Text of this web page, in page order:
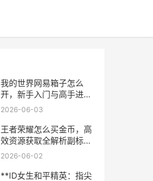
我的世界网易箱子怎么
开，新手入门与高手进阶
的双重奥秘
2026-06-03
王者荣耀怎么买金币，高
效资源获取全解析副标
题，资深玩家的资源积累
2026-06-02
**ID女生和平精英：指尖